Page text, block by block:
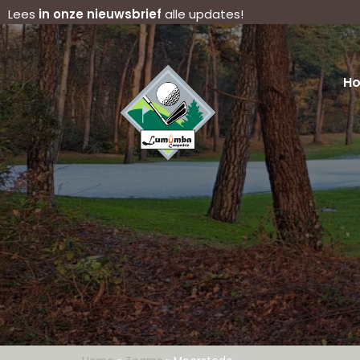
Lees in onze nieuwsbrief alle updates!